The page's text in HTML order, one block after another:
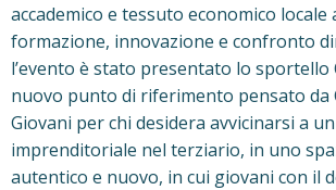
accademico e tessuto economico
formazione, innovazione e confronto
l’evento è stato presentato lo sportello
nuovo punto di riferimento pensato da
Giovani per chi desidera avvicinarsi a
imprenditoriale nel terziario, in uno
autentico e nuovo, in cui giovani con il